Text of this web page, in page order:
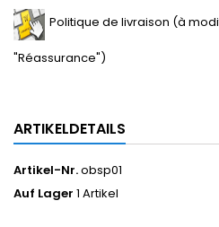
Politique de livraison (à
"Réassurance")
ARTIKELDETAILS
Artikel-Nr.obsp01
Auf Lager 1 Artikel